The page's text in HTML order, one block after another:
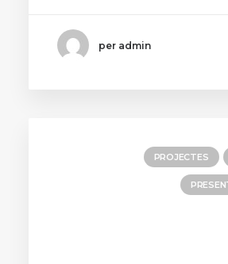
per admin
PROJECTES